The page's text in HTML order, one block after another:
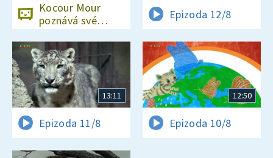
Kocour Mour
poznává své
příbuzné
Epizoda 12/8
13:11
Epizoda 11/8
12:50
Epizoda 10/8